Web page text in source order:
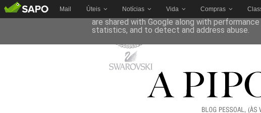
Mail Úteis Notícias Vida Compras
This site uses cookies from Google to deliver
are shared with Google along with
statistics, and to detect and address abuse.